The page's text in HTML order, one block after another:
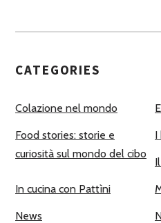
CATEGORIES
Colazione nel mondo
Food stories: storie e
curiosità sul mondo del cibo
I
In cucina con Pattìni
News